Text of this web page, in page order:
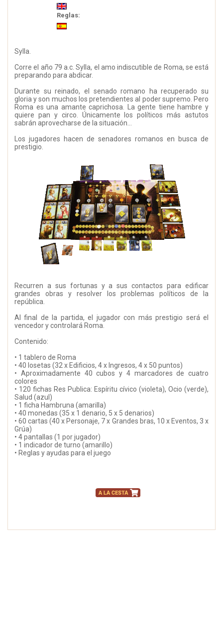
Reglas:
Sylla.
Corre el año 79 a.c. Sylla, el amo indiscutible de Roma, se está
preparando para abdicar.
Durante su reinado, el senado romano ha recuperado su
gloria y son muchos los pretendientes al poder supremo. Pero
Roma es una amante caprichosa. La gente tiene hambre y
quiere pan y circo. Únicamente los políticos más astutos
sabrán aprovecharse de la situación…
Los jugadores hacen de senadores romanos en busca de
prestigio.
Recurren a sus fortunas y a sus contactos para edificar
grandes obras y resolver los problemas políticos de la
república.
Al final de la partida, el jugador con más prestigio será el
vencedor y controlará Roma.
Contenido:
• 1 tablero de Roma
• 40 losetas (32 x Edificios, 4 x Ingresos, 4 x 50 puntos)
• Aproximadamente 40 cubos y 4 marcadores de cuatro
colores
• 120 fichas Res Publica: Espíritu cívico (violeta), Ocio (verde),
Salud (azul)
• 1 ficha Hambruna (amarilla)
• 40 monedas (35 x 1 denario, 5 x 5 denarios)
• 60 cartas (40 x Personaje, 7 x Grandes bras, 10 x Eventos, 3 x
Grúa)
• 4 pantallas (1 por jugador)
• 1 indicador de turno (amarillo)
• Reglas y ayudas para el juego